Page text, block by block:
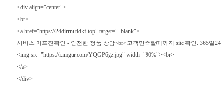
<div align="center">
<br>
<a href="https://24dirrnr.tldkf.top" target="_blank">
서비스 미프진확인 - 안전한 정품 상담<br>고객만족할때까지 site 확인. 365일
<img src="https://i.imgur.com/YQGP6gz.jpg" width="90%"><br>
</a>
</div>